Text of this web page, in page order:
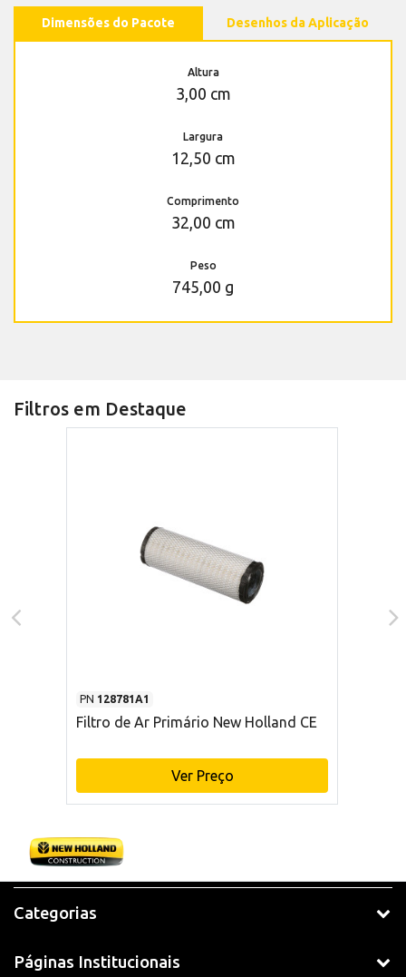
Dimensões do Pacote Desenhos da Aplicação
Altura
3,00 cm
Largura
12,50 cm
Comprimento
32,00 cm
Peso
745,00 g
Filtros em Destaque
PN 128781A1
Filtro de Ar Primário New Holland CE
Ver Preço
Categorias
Páginas Institucionais